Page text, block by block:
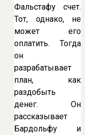
Фальстафу счет.
Тот, однако, не
может его
оплатить. Тогда
он
разрабатывает
план, как
раздобыть
денег. Он
рассказывает
Бардольфу и